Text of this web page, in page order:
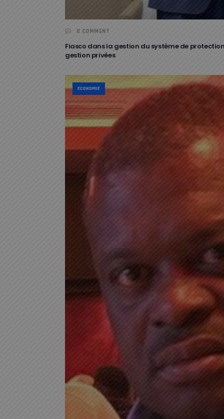
0 COMMENT
Fiasco dans la gestion du système de
gestion privées
ECONOMIE